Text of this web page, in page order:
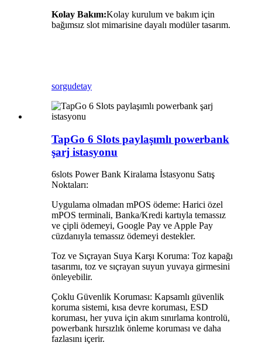
Kolay Bakım:Kolay kurulum ve bakım için
bağımsız slot mimarisine dayalı modüler tasarım.
sorgudetay
TapGo 6 Slots paylaşımlı powerbank
şarj istasyonu
6slots Power Bank Kiralama İstasyonu Satış
Noktaları:
Uygulama olmadan mPOS ödeme: Harici özel
mPOS terminali, Banka/Kredi kartıyla temassız
ve çipli ödemeyi, Google Pay ve Apple Pay
cüzdanıyla temassız ödemeyi destekler.
Toz ve Sıçrayan Suya Karşı Koruma: Toz kapağı
tasarımı, toz ve sıçrayan suyun yuvaya girmesini
önleyebilir.
Çoklu Güvenlik Koruması: Kapsamlı güvenlik
koruma sistemi, kısa devre koruması, ESD
koruması, her yuva için akım sınırlama kontrolü,
powerbank hırsızlık önleme koruması ve daha
fazlasını içerir.